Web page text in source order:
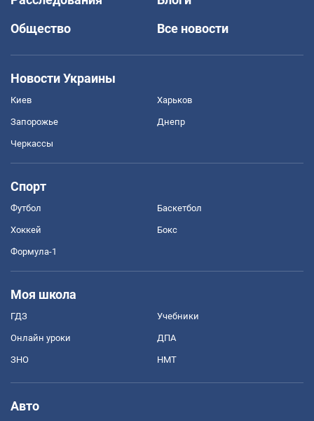
Общество
Все новости
Новости Украины
Киев Харьков
Запорожье Днепр
Черкассы
Спорт
Футбол Баскетбол
Хоккей Бокс
Формула-1
Моя школа
ГДЗ Учебники
Онлайн уроки ДПА
ЗНО НМТ
Авто